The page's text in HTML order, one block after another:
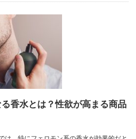
香水とは？性欲が高まる商品